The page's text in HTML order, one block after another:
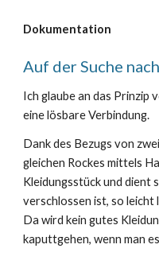
Dokumentation
Auf der Suche
Ich glaube an das Prinzip
eine lösbare Verbindung.
Dank des Bezugs von
gleichen Rockes mittels
Kleidungsstück und dient
verschlossen ist, so leicht
Da wird kein gutes
kaputtgehen, wenn man